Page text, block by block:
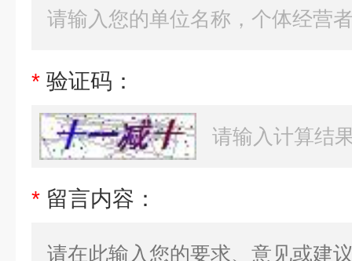
* 验证码：
* 留言内容：